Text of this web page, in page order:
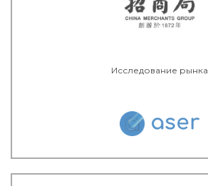
Исследование рынка